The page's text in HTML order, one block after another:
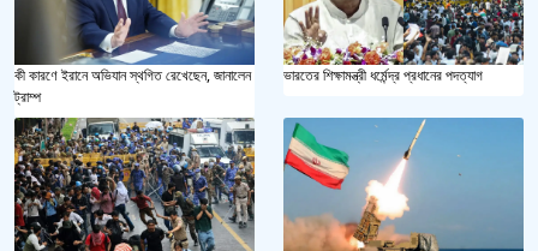
কী কারণে ইরানে অভিযান স্থগিত রেখেছেন, জানালেন
ট্রাম্প
ভারতের শিক্ষামন্ত্রী ধর্মেন্দ্র প্রধানের পদত্যাগ